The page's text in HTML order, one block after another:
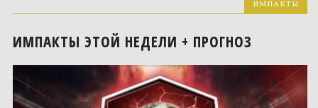
ИМПАКТЫ
ИМПАКТЫ ЭТОЙ НЕДЕЛИ + ПРОГНОЗ